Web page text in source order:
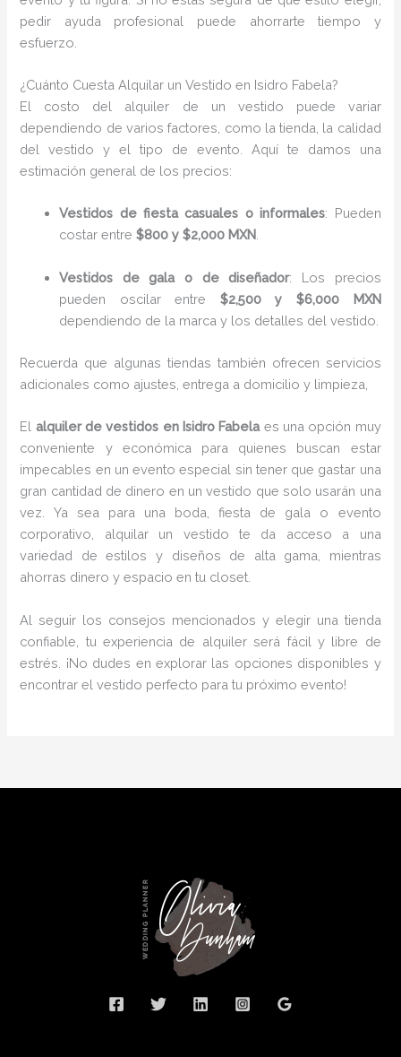
pedir ayuda profesional puede ahorrarte tiempo y
esfuerzo.
¿Cuánto Cuesta Alquilar un Vestido en Isidro Fabela?
El costo del alquiler de un vestido puede variar
dependiendo de varios factores, como la tienda, la calidad
del vestido y el tipo de evento. Aquí te damos una
estimación general de los precios:
Vestidos de fiesta casuales o informales: Pueden
costar entre$800 y $2,000 MXN.
Vestidos de gala o de diseñador: Los precios
pueden oscilar entre $2,500 y $6,000 MXN
dependiendo de la marca y los detalles del vestido.
Recuerda que algunas tiendas también ofrecen servicios
adicionales como ajustes, entrega a domicilio y limpieza,
El alquiler de vestidos en Isidro Fabelaes una opción muy
conveniente y económica para quienes buscan estar
impecables en un evento especial sin tener que gastar una
gran cantidad de dinero en un vestido que solo usarán una
vez. Ya sea para una boda, fiesta de gala o evento
corporativo, alquilar un vestido te da acceso a una
variedad de estilos y diseños de alta gama, mientras
ahorras dinero y espacio en tu closet.
Al seguir los consejos mencionados y elegir una tienda
confiable, tu experiencia de alquiler será fácil y libre de
estrés. ¡No dudes en explorar las opciones disponibles y
encontrar el vestido perfecto para tu próximo evento!